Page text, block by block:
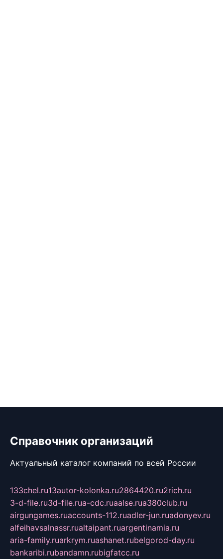
Справочник организаций
Актуальный каталог компаний по всей России
133chel.ru13autor-kolonka.ru2864420.ru2rich.ru
3-d-file.ru3d-file.rua-cdc.ruaalse.rua380club.ru
airgungames.ruaccounts-112.ruadler-jun.ruadonyev.ru
alfeihavsalnassr.rualtaipant.ruargentinamia.ru
aria-family.ruarkrym.ruashanet.rubelgorod-day.ru
bankaribi.rubandamn.rubigfatcc.ru